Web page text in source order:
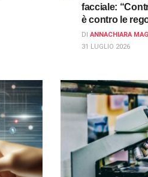
facciale:
è contro le
DI ANNACHIARA
31 LUGLIO 2026